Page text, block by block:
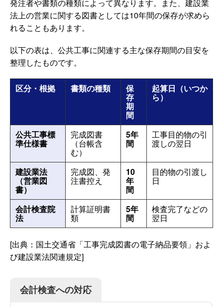
発注者や書類の種類によって異なります。また、建設業
法上の営業に関する図書としては10年間の保存が求めら
れることもあります。
以下の表は、公共工事に関連する主な保存期間の目安を
整理したものです。
区分・根拠 書類の種類 保
存
期
間
起算日（いつか
ら）
公共工事標
準仕様書
完成図書
（台帳含
む）
5年
間
工事目的物の引
渡しの翌日
建設業法
（営業図
書）
完成図、発
注書控え
10
年
間
目的物の引渡し
日
会計検査院
法
計算証明書
類
5年
間
検査完了などの
翌日
[出典：国土交通省「工事完成図書の電子納品要領」およ
び建設業法関連規定]
会計検査への対応